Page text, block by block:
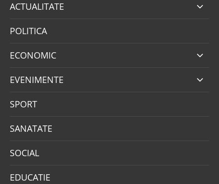
ACTUALITATE
POLITICA
ECONOMIC
EVENIMENTE
SPORT
SANATATE
SOCIAL
EDUCATIE